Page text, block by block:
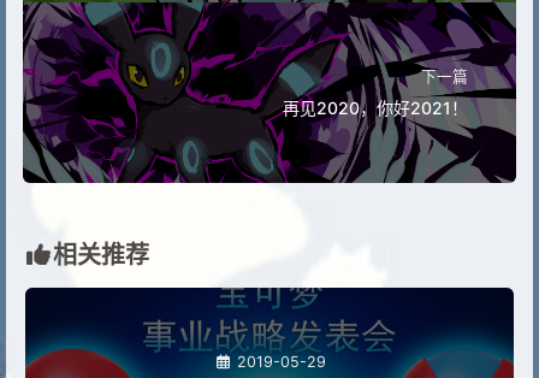
下一篇
再见2020，你好2021！
相关推荐
2019-05-29